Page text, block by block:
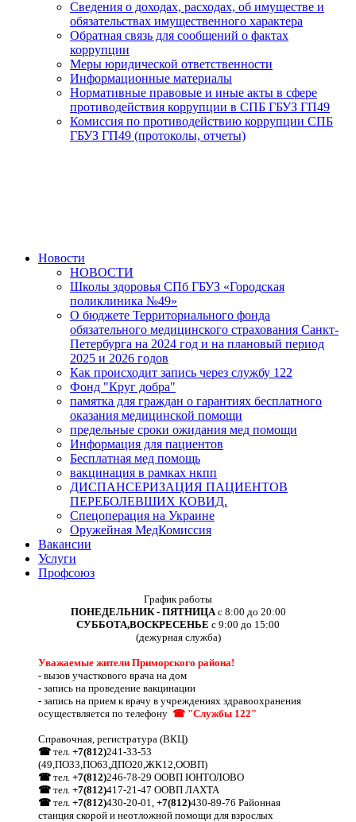
Сведения о доходах, расходах, об имуществе и
обязательствах имущественного характера
Обратная связь для сообщений о фактах
коррупции
Меры юридической ответственности
Информационные материалы
Нормативные правовые и иные акты в сфере
противодействия коррупции в СПБ ГБУЗ ГП49
Комиссия по противодействию коррупции СПБ
ГБУЗ ГП49 (протоколы, отчеты)
Новости
НОВОСТИ
Школы здоровья СПб ГБУЗ «Городская
поликлиника №49»
О бюджете Территориального фонда
обязательного медицинского страхования Санкт-
Петербурга на 2024 год и на плановый период
2025 и 2026 годов
Как происходит запись через службу 122
Фонд "Круг добра"
памятка для граждан о гарантиях бесплатного
оказания медицинской помощи
предельные сроки ожидания мед помощи
Информация для пациентов
Бесплатная мед помощь
вакцинация в рамках нкпп
ДИСПАНСЕРИЗАЦИЯ ПАЦИЕНТОВ
ПЕРЕБОЛЕВШИХ КОВИД.
Спецоперация на Украине
Оружейная МедКомиссия
Вакансии
Услуги
Профсоюз
График работы
ПОНЕДЕЛЬНИК - ПЯТНИЦА с 8:00 до 20:00
СУББОТА,ВОСКРЕСЕНЬЕ с 9:00 до 15:00
(дежурная служба)
Уважаемые жители Приморского района!
- вызов участкового врача на дом
- запись на проведение вакцинации
- запись на прием к врачу в учреждениях здравоохранения
осуществляется по телефону ☎ "Службы 122"
Справочная, регистратура (ВКЦ)
☎ тел. +7(812)241-33-53
(49,ПО33,ПО63,ДПО20,ЖК12,ООВП)
☎ тел. +7(812)246-78-29 ООВП ЮНТОЛОВО
☎ тел. +7(812)417-21-47 ООВП ЛАХТА
☎ тел. +7(812)430-20-01, +7(812)430-89-76 Районная
станция скорой и неотложной помощи для взрослых